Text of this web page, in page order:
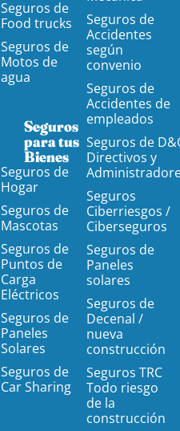
Seguros de
Food trucks
Seguros de
Motos de
agua
Seguros
para tus
Bienes
Seguros de
Hogar
Seguros de
Mascotas
Seguros de
Puntos de
Carga
Eléctricos
Seguros de
Paneles
Solares
Seguros de
Car Sharing
Seguros de
Accidentes
según
convenio
Seguros de
Accidentes de
empleados
Seguros de
Directivos y
Seguros
Ciberriesgos /
Ciberseguros
Seguros de
Paneles
solares
Seguros de
Decenal /
nueva
construcción
Seguros TRC
Todo riesgo
de la
construcción